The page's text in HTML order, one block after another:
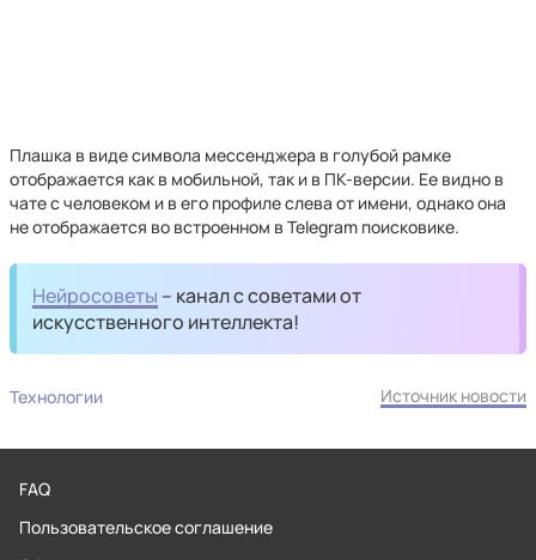
Плашка в виде символа мессенджера в голубой рамке
отображается как в мобильной, так и в ПК-версии. Ее видно в
чате с человеком и в его профиле слева от имени, однако она
не отображается во встроенном в Telegram поисковике.
Нейросоветы – канал с советами от
искусственного интеллекта!
Технологии Источник новости
FAQ
Пользовательское соглашение